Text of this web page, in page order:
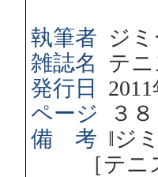
執筆者 ジ
雑誌名
テ
発行日
2011
ページ
３
備 考 ‖ジ
［テ